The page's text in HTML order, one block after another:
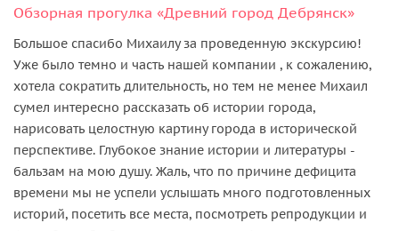
Обзорная прогулка «Древний город Дебрянск»
Большое спасибо Михаилу за проведенную экскурсию!
Уже было темно и часть нашей компании , к сожалению,
хотела сократить длительность, но тем не менее Михаил
сумел интересно рассказать об истории города,
нарисовать целостную картину города в исторической
перспективе. Глубокое знание истории и литературы -
бальзам на мою душу. Жаль, что по причине дефицита
времени мы не успели услышать много подготовленных
историй, посетить все места, посмотреть репродукции и